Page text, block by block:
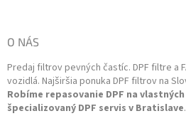
O NÁS
Predaj filtrov pevných častíc. DPF filtre a
vozidlá. Najširšia ponuka DPF filtrov na
Robíme repasovanie DPF na
špecializovaný DPF servis v Bratislave.